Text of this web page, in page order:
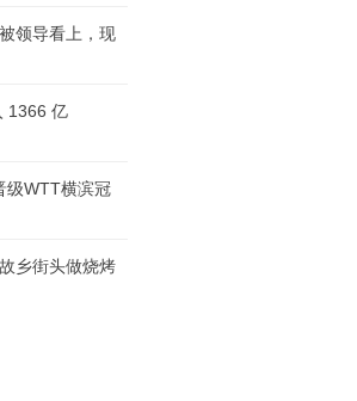
领导看上，现
1366 亿
级WTT横滨冠
乡街头做烧烤